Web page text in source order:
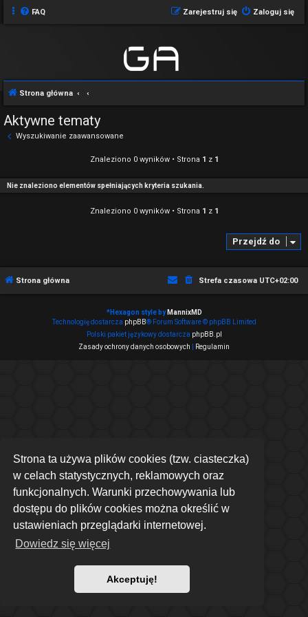
Strona ta używa plików cookies (tzw. ciasteczka)
w celach statystycznych, reklamowych oraz
funkcjonalnych. Warunki przechowywania lub
dostępu do plików cookies można określić w
ustawieniach przeglądarki internetowej.
Dowiedz się więcej
Akceptuję!
FAQ Zaloguj się
Zarejestruj się
Strona główna
Aktywne tematy
Wyszukiwanie zaawansowane
Znaleziono 0 wyników • Strona 1 z 1
Nie znaleziono elementów spełniających kryteria szukania.
Znaleziono 0 wyników • Strona 1 z 1
Przejdź do
Strona główna Strefa czasowa UTC+02:00
*Hexagon style by MannixMD
Technologię dostarcza phpBB® Forum Software © phpBB Limited
Polski pakiet językowy dostarcza phpBB.pl
Zasady ochrony danych osobowych
Regulamin